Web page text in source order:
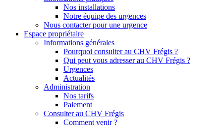
Nos installations
Notre équipe des urgences
Nous contacter pour une urgence
Espace propriétaire
Informations générales
Pourquoi consulter au CHV Frégis ?
Qui peut vous adresser au CHV Frégis ?
Urgences
Actualités
Administration
Nos tarifs
Paiement
Consulter au CHV Frégis
Comment venir ?